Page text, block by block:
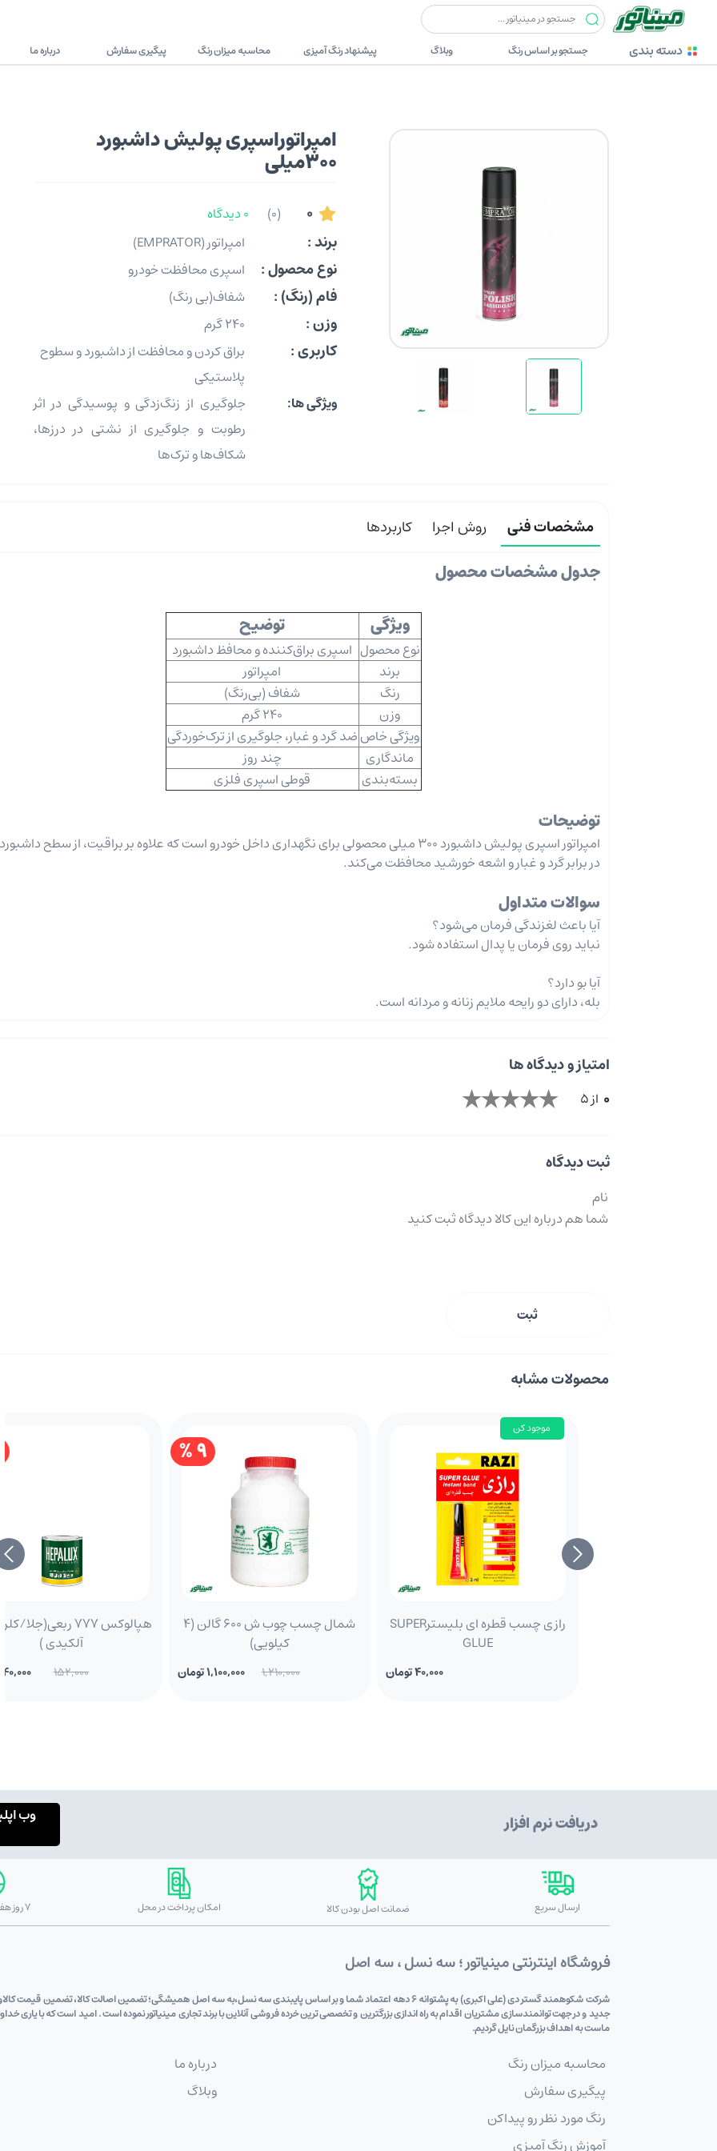
دسته بندی جستجو بر اساس رنگ وبلاگ پیشنهاد رنگ آمیزی محاسبه میزان رنگ پیگیری سفارش درباره ما
خودرویی امپراتور (EMPRATOR) امپراتوراسپری پولیش داشبورد 300میلی
امپراتوراسپری پولیش داشبورد
300میلی
0
(0) 0 دیدگاه
برند : امپراتور (EMPRATOR)
نوع محصول : اسپری محافظت خودرو
فام (رنگ) : شفاف(بی رنگ)
وزن : 240 گرم
کاربری :
براق کردن و محافظت از داشبورد و سطوح
پلاستیکی
ویژگی ها:
جلوگیری از زنگ‌زدگی و پوسیدگی در اثر
رطوبت و جلوگیری از نشتی در درزها،
شکاف‌ها و ترک‌ها
مشخصات فنی روش اجرا کاربردها
جدول مشخصات محصول
ویژگی
توضیح
نوع محصول اسپری براق‌کننده و محافظ داشبورد
برند
امپراتور
رنگ
شفاف (بی‌رنگ)
وزن
240 گرم
ویژگی خاصضد گرد و غبار، جلوگیری از ترک‌خوردگی
ماندگاری
چند روز
بسته‌بندی
قوطی اسپری فلزی
توضیحات
امپراتور اسپری پولیش داشبورد 300 میلی محصولی برای نگهداری داخل خودرو است که علاوه بر براقیت، از سطح داشبورد
در برابر گرد و غبار و اشعه خورشید محافظت می‌کند.
سوالات متداول
آیا باعث لغزندگی فرمان می‌شود؟
نباید روی فرمان یا پدال استفاده شود.
آیا بو دارد؟
بله، دارای دو رایحه ملایم زنانه و مردانه است.
امتیاز و دیدگاه ها
0 از 5
ثبت دیدگاه
ثبت
محصولات مشابه
موجود کن
رازی چسب قطره ای بلیسترSUPER
GLUE
40,000 تومان
9 %
شمال چسب چوب ش 600 گالن (4
کیلویی)
1,210,000 1,100,000 تومان
هپالوکس 777 ربعی(جلا/
آلکیدی )
152,000 140,000 تومان
دریافت نرم افزار وب
ارسال سریع ضمانت اصل بودن کالا امکان پرداخت در محل 7 روز هفته 24 ساعته
فروشگاه اینترنتی مینیاتور ؛ سه نسل ، سه اصل
شرکت شکوهمند گستر دی (علی اکبری) به پشتوانه 6 دهه اعتماد شما و بر اساس پایبندی سه نسل،به سه اصل همیشگی؛ تضمین اصالت کالا،
جدید و در جهت توانمندسازی مشتریان اقدام به راه اندازی بزرگترین و تخصصی ترین خرده فروشی آنلاین با برند تجاری مینیاتور نموده است . امید است که با یاری
ماست به اهداف بزرگمان نایل گردیم.
محاسبه میزان رنگ
پیگیری سفارش
رنگ مورد نظر رو پیداکن
آموزش رنگ آمیزی
درباره ما
وبلاگ